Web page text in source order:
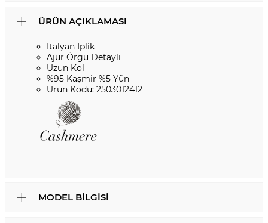
ÜRÜN AÇIKLAMASI
İtalyan İplik
Ajur Örgü Detaylı
Uzun Kol
%95 Kaşmir %5 Yün
Ürün Kodu: 2503012412
MODEL BILGISI